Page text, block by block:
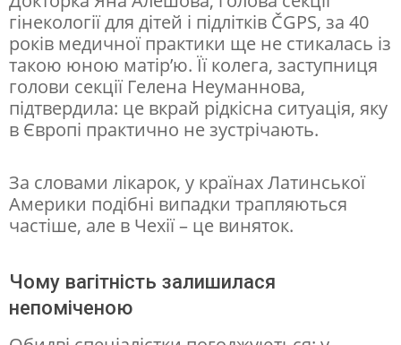
і
п
о
я
с
и
л
и
,
ч
гінекології для дітей і підлітків ČGPS, за 40
років медичної практики ще не стикалась із
такою юною матір’ю. Її колега, заступниця
голови секції Гелена Неуманнова,
підтвердила: це вкрай рідкісна ситуація, яку
в Європі практично не зустрічають.
За словами лікарок, у країнах Латинської
Америки подібні випадки трапляються
частіше, але в Чехії – це виняток.
Чому вагітність залишилася
непоміченою